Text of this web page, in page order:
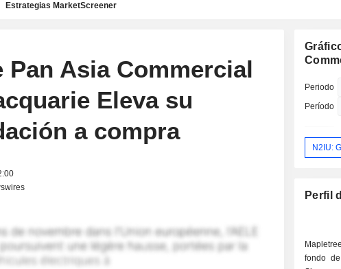
Estrategias MarketScreener
Pan Asia Commercial
Eleva su
a compra
Periodo
Período
N2IU:
Perfil
fondo